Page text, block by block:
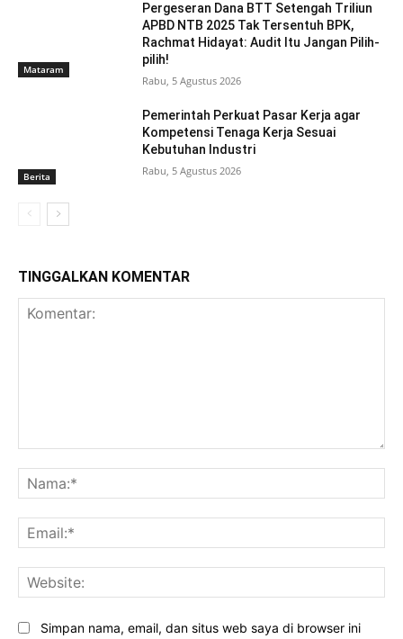
Mataram
Pergeseran Dana BTT Setengah Triliun
APBD NTB 2025 Tak Tersentuh BPK,
Rachmat Hidayat: Audit Itu Jangan Pilih-
pilih!
Rabu, 5 Agustus 2026
Berita
Pemerintah Perkuat Pasar Kerja agar
Kompetensi Tenaga Kerja Sesuai
Kebutuhan Industri
Rabu, 5 Agustus 2026
TINGGALKAN KOMENTAR
Simpan nama, email, dan situs web saya di browser ini